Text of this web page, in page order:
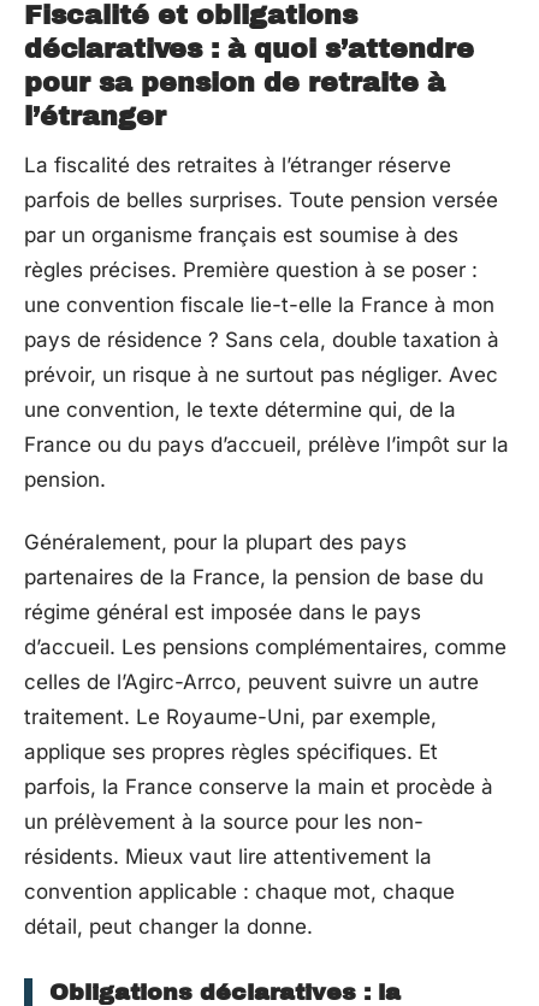
Fiscalité et obligations
déclaratives : à quoi s’attendre
pour sa pension de retraite à
l’étranger
La fiscalité des retraites à l’étranger réserve
parfois de belles surprises. Toute pension versée
par un organisme français est soumise à des
règles précises. Première question à se poser :
une convention fiscale lie-t-elle la France à mon
pays de résidence ? Sans cela, double taxation à
prévoir, un risque à ne surtout pas négliger. Avec
une convention, le texte détermine qui, de la
France ou du pays d’accueil, prélève l’impôt sur la
pension.
Généralement, pour la plupart des pays
partenaires de la France, la pension de base du
régime général est imposée dans le pays
d’accueil. Les pensions complémentaires, comme
celles de l’Agirc-Arrco, peuvent suivre un autre
traitement. Le Royaume-Uni, par exemple,
applique ses propres règles spécifiques. Et
parfois, la France conserve la main et procède à
un prélèvement à la source pour les non-
résidents. Mieux vaut lire attentivement la
convention applicable : chaque mot, chaque
détail, peut changer la donne.
Obligations déclaratives : la